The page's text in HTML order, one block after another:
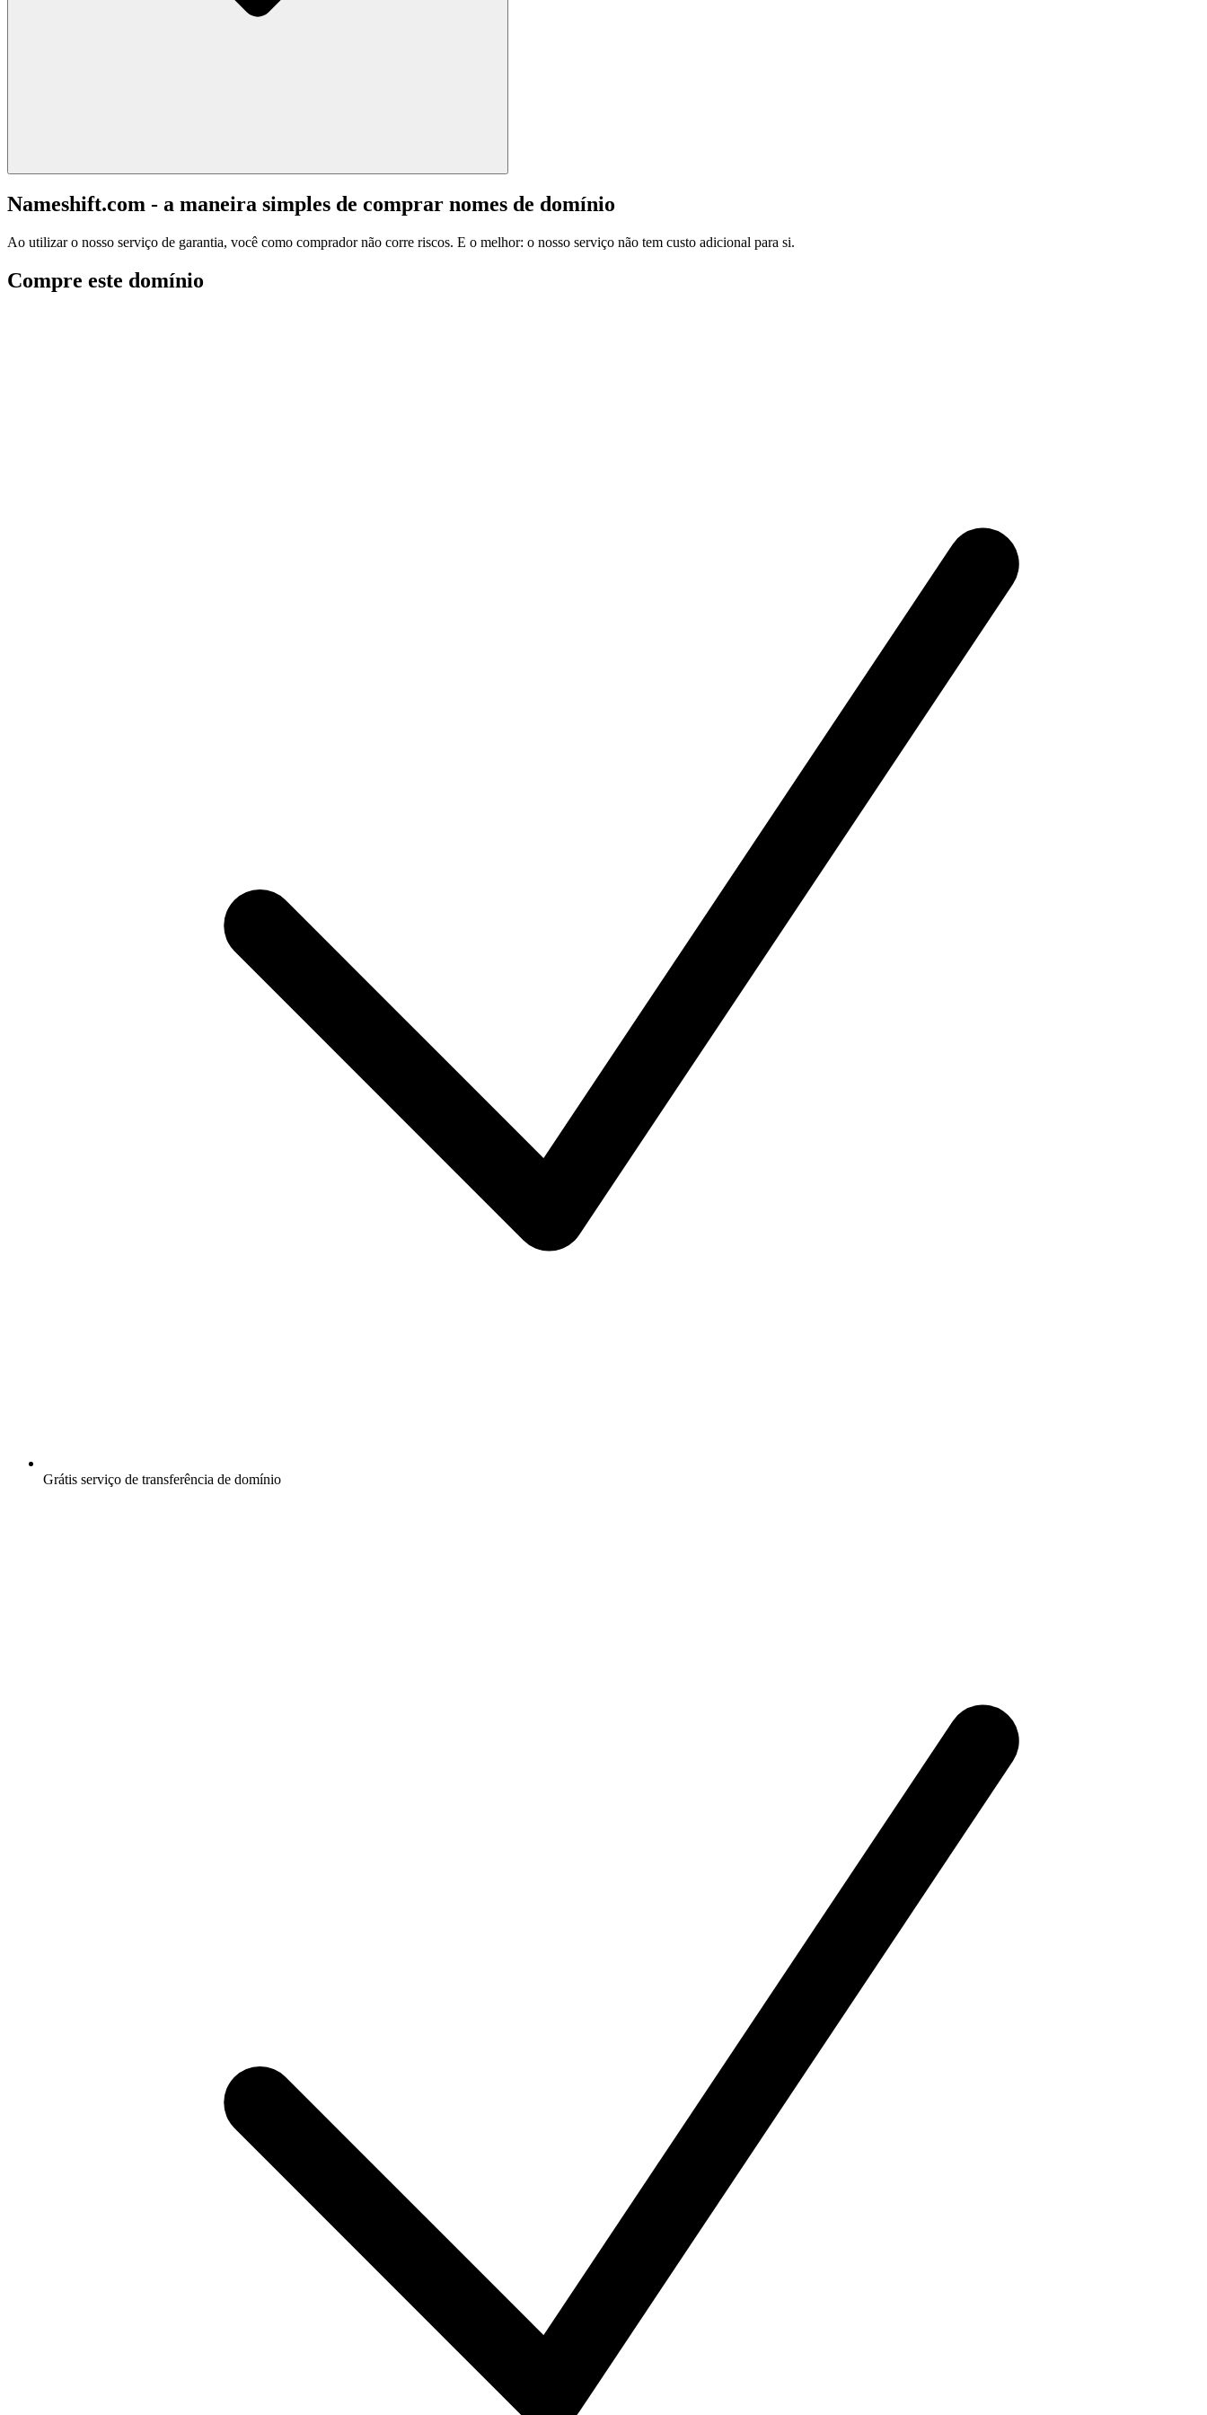
Nameshift.com - a maneira simples de comprar nomes de domínio
Ao utilizar o nosso serviço de garantia, você como comprador não corre riscos. E o melhor: o nosso serviço não tem custo adicional para si.
Compre este domínio
Grátis serviço de transferência de domínio